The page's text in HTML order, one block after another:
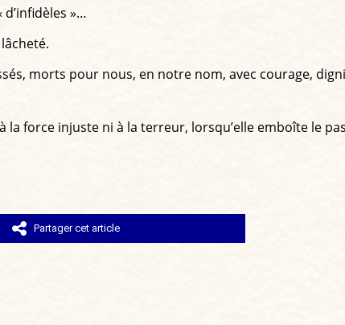
»…
morts pour nous, en notre nom, avec courage,
la force injuste ni à la terreur, lorsqu’elle emboîte le
Partager cet article